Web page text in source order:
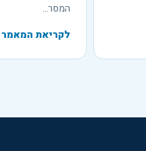
המסר...
לקריאת המאמר